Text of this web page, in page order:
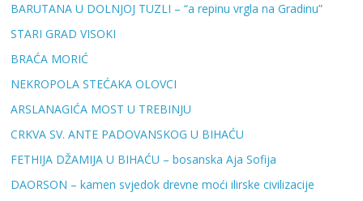
BARUTANA U DOLNJOJ TUZLI – “a repinu vrgla na Gradinu”
STARI GRAD VISOKI
BRAĆA MORIĆ
NEKROPOLA STEĆAKA OLOVCI
ARSLANAGIĆA MOST U TREBINJU
CRKVA SV. ANTE PADOVANSKOG U BIHAĆU
FETHIJA DŽAMIJA U BIHAĆU – bosanska Aja Sofija
DAORSON – kamen svjedok drevne moći ilirske civilizacije